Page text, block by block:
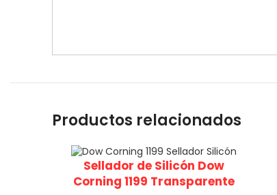
Productos relacionados
Sellador de Silicón Dow
Corning 1199 Transparente